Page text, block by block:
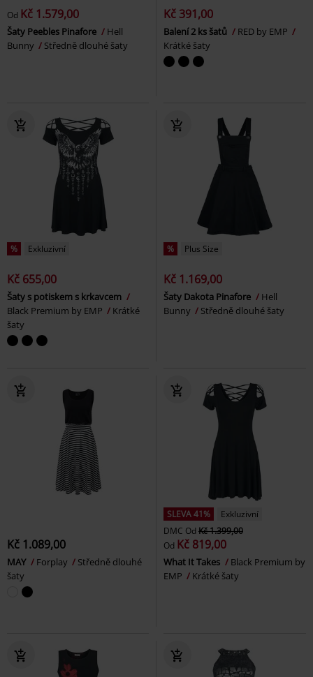
Od Kč 1.579,00
Šaty Peebles Pinafore
Hell
Bunny
Středně dlouhé šaty
Kč 391,00
Balení 2 ks šatů
RED by EMP
Krátké šaty
% Exkluzivní
Kč 655,00
Šaty s potiskem s krkavcem
Black Premium by EMP
Krátké
šaty
% Plus Size
Kč 1.169,00
Šaty Dakota Pinafore
Hell
Bunny
Středně dlouhé šaty
Kč 1.089,00
MAY Forplay
Středně dlouhé
šaty
SLEVA 41%
Exkluzivní
DMC Od Kč 1.399,00
Od Kč 819,00
What It Takes
Black Premium by
EMP
Krátké šaty